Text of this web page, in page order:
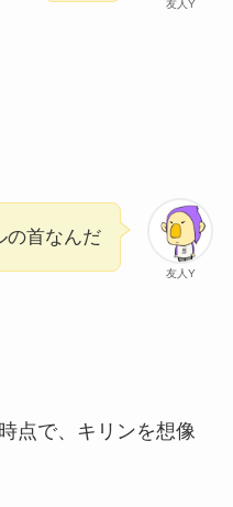
友人Y
友人Y
首なんだ
点で、キリンを想像